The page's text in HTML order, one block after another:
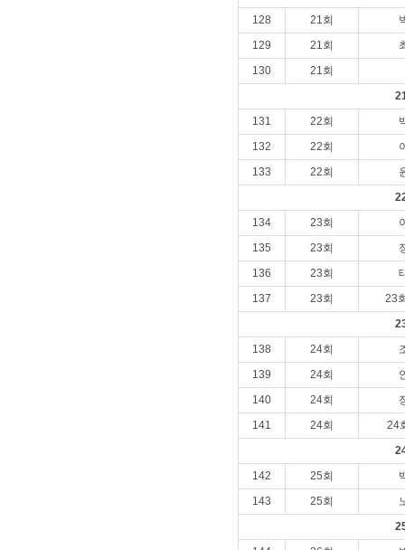
128
21회
129
21회
130
21회
131
22회
132
22회
133
22회
134
23회
135
23회
136
23회
137
23회
23
138
24회
139
24회
140
24회
141
24회
24
142
25회
143
25회